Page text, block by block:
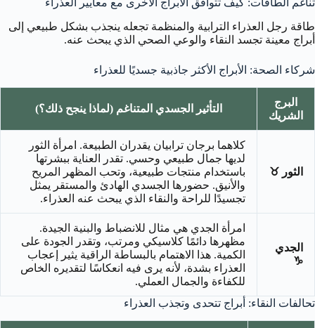
تناغم الطاقات: كيف تتوافق الأبراج الأخرى مع معايير العذراء
طاقة رجل العذراء الترابية والمنظمة تجعله ينجذب بشكل طبيعي إلى
أبراج معينة تجسد النقاء والوعي الصحي الذي يبحث عنه.
شركاء الصحة: الأبراج الأكثر جاذبية جسديًا للعذراء
البرج
الشريك
التأثير الجسدي المتناغم (لماذا ينجح ذلك؟)
الثور ♉
كلاهما برجان ترابيان يقدران الطبيعة. امرأة الثور
لديها جمال طبيعي وحسي. تقدر العناية ببشرتها
باستخدام منتجات طبيعية، وتحب المظهر المريح
والأنيق. حضورها الجسدي الهادئ والمستقر يمثل
تجسيدًا للراحة والنقاء الذي يبحث عنه العذراء.
الجدي
♑
امرأة الجدي هي مثال للانضباط والبنية الجيدة.
مظهرها دائمًا كلاسيكي ومرتب، وتقدر الجودة على
الكمية. هذا الاهتمام بالبساطة الراقية يثير إعجاب
العذراء بشدة، لأنه يرى فيه انعكاسًا لتقديره الخاص
للكفاءة والجمال العملي.
تحالفات النقاء: أبراج تتحدى وتجذب العذراء